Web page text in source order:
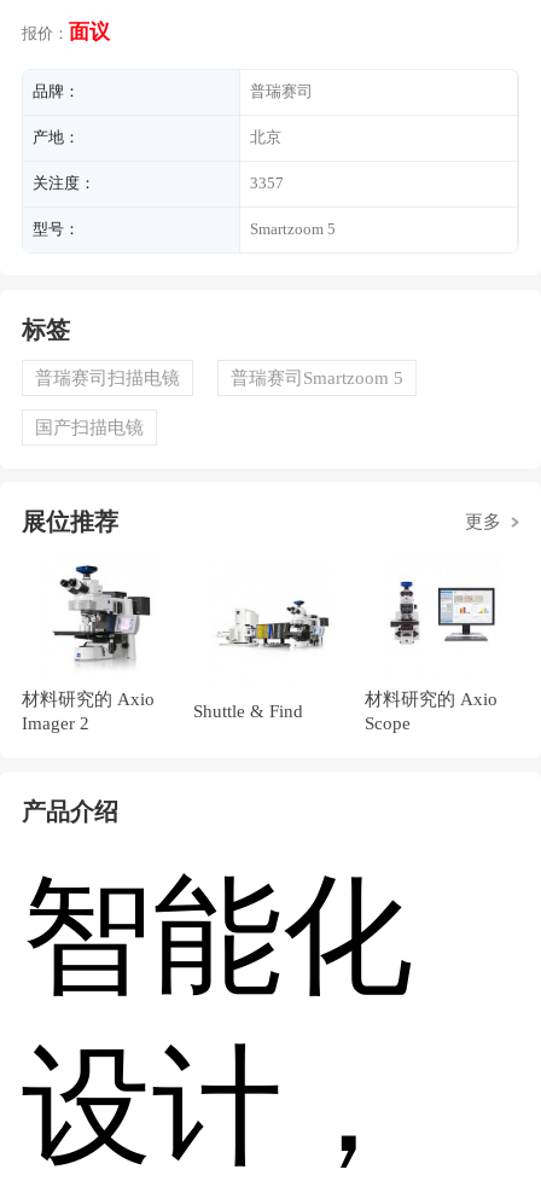
报价： 面议
品牌： 普瑞赛司
产地： 北京
关注度： 3357
型号： Smartzoom 5
标签
普瑞赛司扫描电镜 普瑞赛司Smartzoom 5
国产扫描电镜
展位推荐 更多
材料研究的 Axio
Imager 2
Shuttle & Find
材料研究的 Axio
Scope
产品介绍
智能化
设计，